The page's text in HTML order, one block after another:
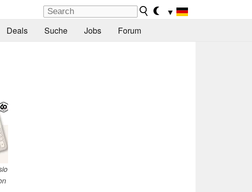
▼
Deals Suche Jobs Forum